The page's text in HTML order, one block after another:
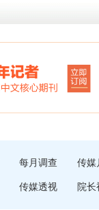
每月调查 传媒
传媒透视 院长